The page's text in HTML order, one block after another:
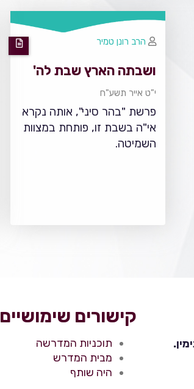
ושבתה הארץ שבת לה'
י"ט אייר תשע"ח
פרשת "בהר סיני", אותה נקרא
אי"ה בשבת זו, פותחת במצוות
השמיטה.
הרב רונן טמיר
קישורים שימושיים
תוכניות המדרשה
מבית המדרש
היה שותף